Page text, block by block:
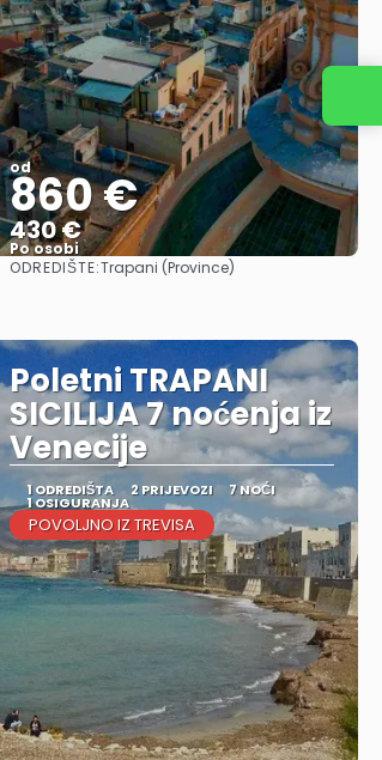
od
860 €
430 €
Po osobi
Vidjeti
ODREDIŠTE:Trapani (Province)
Poletni TRAPANI
SICILIJA 7 noćenja iz
Venecije
1 ODREDIŠTA 2 PRIJEVOZI 7 NOĆI
1 OSIGURANJA
POVOLJNO IZ TREVISA
Kontaktirajte nas